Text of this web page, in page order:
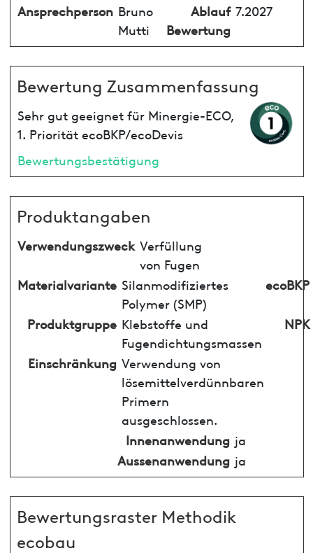
Ansprechperson Bruno
Mutti
Ablauf
Bewertung
7.2027
Bewertung Zusammenfassung
Sehr gut geeignet für Minergie-ECO,
1. Priorität ecoBKP/ecoDevis
Bewertungsbestätigung
Produktangaben
Verwendungszweck Verfüllung
von Fugen
Materialvariante Silanmodifiziertes
Polymer (SMP)
ecoBKP
Produktgruppe Klebstoffe und
Fugendichtungsmassen
NPK
Einschränkung Verwendung von
lösemittelverdünnbaren
Primern
ausgeschlossen.
Innenanwendung ja
Aussenanwendung ja
Bewertungsraster Methodik
ecobau